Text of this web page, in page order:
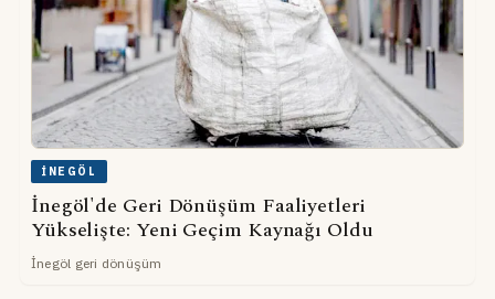
İNEGÖL
İnegöl'de Geri Dönüşüm Faaliyetleri
Yükselişte: Yeni Geçim Kaynağı Oldu
İnegöl geri dönüşüm